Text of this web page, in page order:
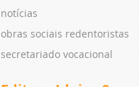
notícias
obras sociais redentoristas
secretariado vocacional